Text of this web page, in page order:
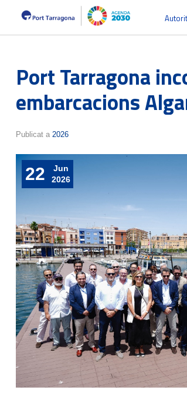
Port Tarragona
embarcacions
Publicat a 2026
22
Jun
2026